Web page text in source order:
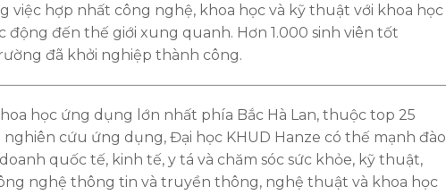
việc hợp nhất công nghệ, khoa học và kỹ thuật với khoa học
động đến thế giới xung quanh. Hơn 1.000 sinh viên tốt
đã khởi nghiệp thành công.
học ứng dụng lớn nhất phía Bắc Hà Lan, thuộc top 25
nghiên cứu ứng dụng, Đại học KHUD Hanze có thế mạnh đào
quốc tế, kinh tế, y tá và chăm sóc sức khỏe, kỹ thuật,
nghệ thông tin và truyền thông, nghệ thuật và khoa học